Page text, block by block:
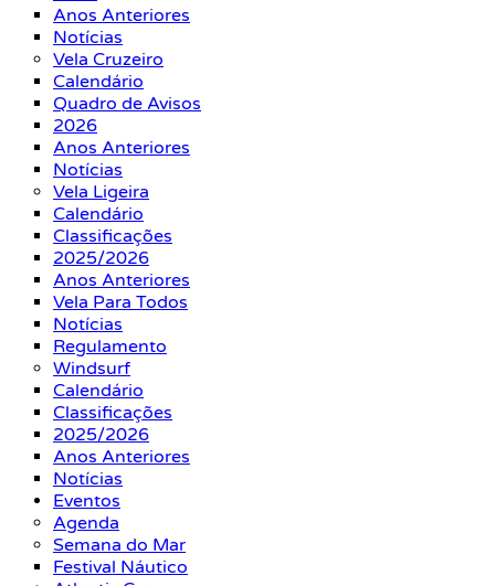
Anos Anteriores
Notícias
Vela Cruzeiro
Calendário
Quadro de Avisos
2026
Anos Anteriores
Notícias
Vela Ligeira
Calendário
Classificações
2025/2026
Anos Anteriores
Vela Para Todos
Notícias
Regulamento
Windsurf
Calendário
Classificações
2025/2026
Anos Anteriores
Notícias
Eventos
Agenda
Semana do Mar
Festival Náutico